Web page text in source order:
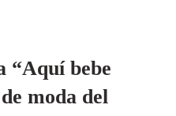
“Aquí bebe
moda del